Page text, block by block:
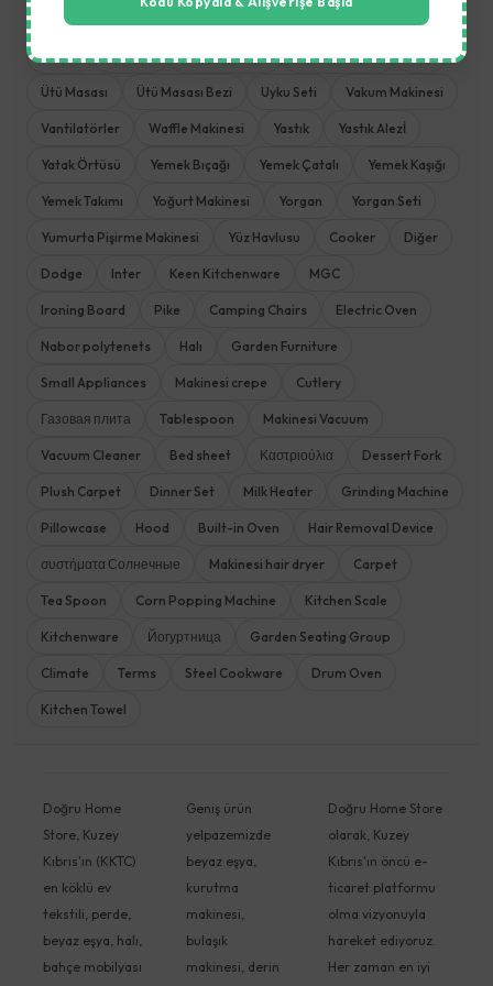
Tava
Terazi Termos Tıraş Makinesi Tost Makinesi Ütü
Ütü Masası Ütü Masası Bezi Uyku Seti Vakum Makinesi
Vantilatörler Waffle Makinesi Yastık Yastık Alezİ
Yatak Örtüsü Yemek Bıçağı Yemek Çatalı Yemek Kaşığı
Yemek Takımı Yoğurt Makinesi Yorgan Yorgan Seti
Yumurta Pişirme Makinesi Yüz Havlusu Cooker Diğer
Dodge Inter Keen Kitchenware MGC
Ironing Board Pike Camping Chairs Electric Oven
Nabor polytenets Halı Garden Furniture
Small Appliances Makinesi crepe Cutlery
Газовая плита Tablespoon Makinesi Vacuum
Vacuum Cleaner Bed sheet Καστριούλια Dessert Fork
Plush Carpet Dinner Set Milk Heater Grinding Machine
Pillowcase Hood Built-in Oven Hair Removal Device
συστήματα Солнечные Makinesi hair dryer Carpet
Tea Spoon Corn Popping Machine Kitchen Scale
Kitchenware Йогуртница Garden Seating Group
Climate Terms Steel Cookware Drum Oven
Kitchen Towel
Doğru Home
Store, Kuzey
Kıbrıs'ın (KKTC)
en köklü ev
tekstili, perde,
beyaz eşya, halı,
bahçe mobilyası
Geniş ürün
yelpazemizde
beyaz eşya,
kurutma
makinesi,
bulaşık
makinesi, derin
Doğru Home Store
olarak, Kuzey
Kıbrıs'ın öncü e-
ticaret platformu
olma vizyonuyla
hareket ediyoruz.
Her zaman en iyi